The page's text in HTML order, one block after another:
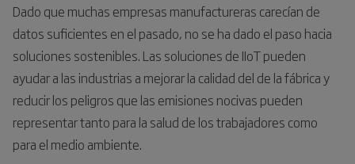
Dado que muchas empresas manufactureras carecían de
datos suficientes en el pasado, no se ha dado el paso hacia
soluciones sostenibles. Las soluciones de IIoT pueden
ayudar a las industrias a mejorar la calidad del de la fábrica y
reducir los peligros que las emisiones nocivas pueden
representar tanto para la salud de los trabajadores como
para el medio ambiente.